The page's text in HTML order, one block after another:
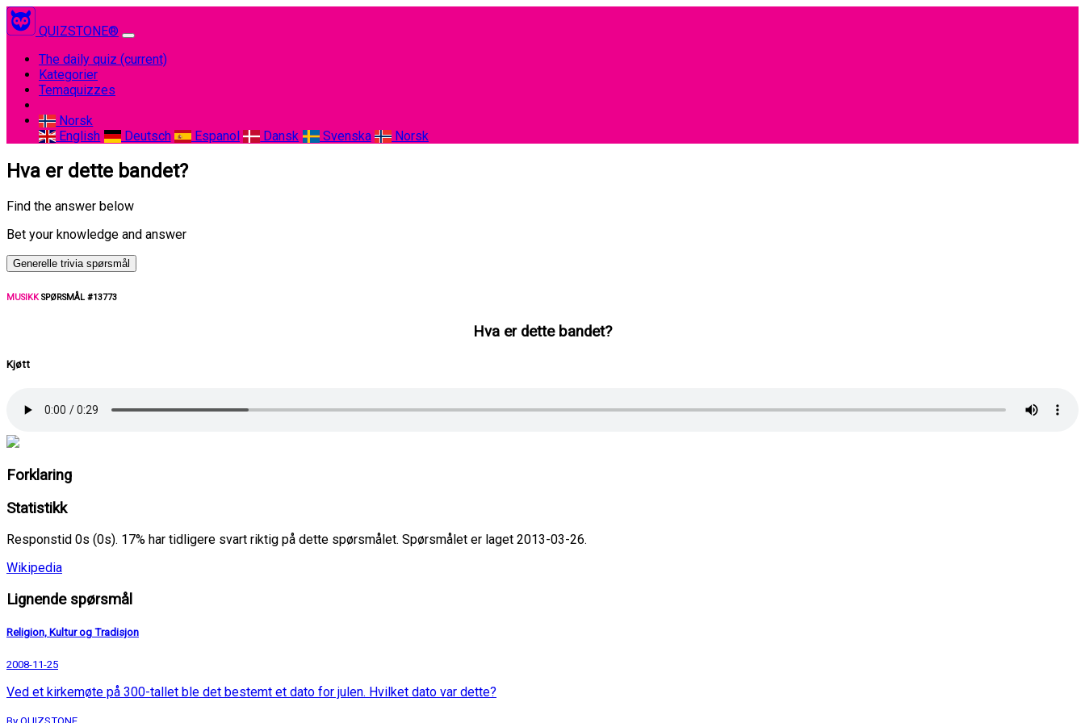
QUIZSTONE®
The daily quiz (current)
Kategorier
Temaquizzes
Norsk
English
Deutsch Espanol Dansk Svenska Norsk
Hva er dette bandet?
Find the answer below
Bet your knowledge and answer
Generelle trivia spørsmål
MUSIKKSPØRSMÅL #13773
Hva er dette bandet?
Kjøtt
Forklaring
Statistikk
Responstid 0s (0s). 17% har tidligere svart riktig på dette spørsmålet. Spørsmålet er laget 2013-03-26.
Wikipedia
Lignende spørsmål
Religion, Kultur og Tradisjon
2008-11-25
Ved et kirkemøte på 300-tallet ble det bestemt et dato for julen. Hvilket dato var dette?